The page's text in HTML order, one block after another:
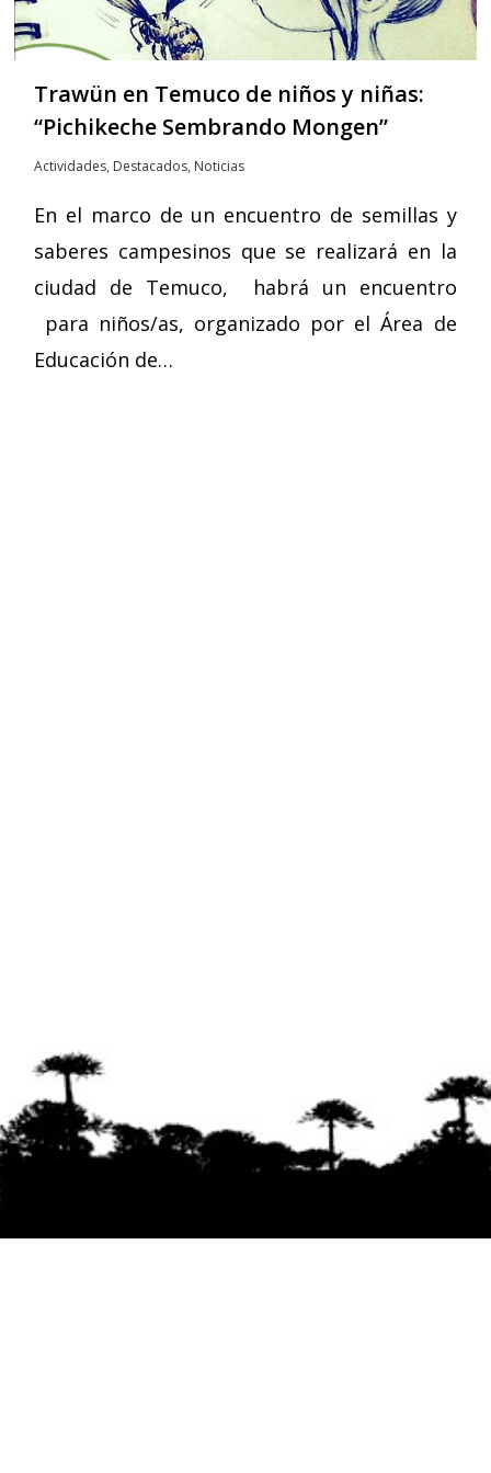
Trawün en Temuco de niños y niñas:
“Pichikeche Sembrando Mongen”
Actividades, Destacados, Noticias
En el marco de un encuentro de semillas y
saberes campesinos que se realizará en la
ciudad de Temuco, habrá un encuentro
para niños/as, organizado por el Área de
Educación de…